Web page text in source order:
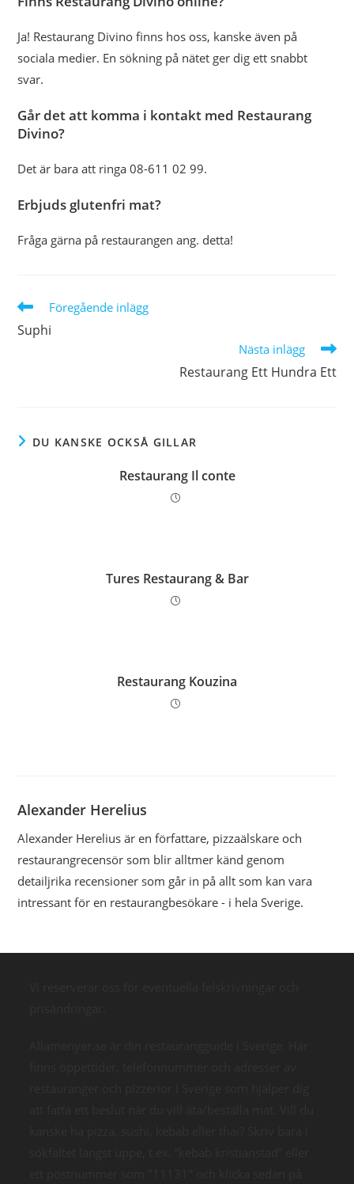
Ja! Restaurang Divino finns hos oss, kanske även på
sociala medier. En sökning på nätet ger dig ett snabbt
svar.
Går det att komma i kontakt med Restaurang
Divino?
Det är bara att ringa 08-611 02 99.
Erbjuds glutenfri mat?
Fråga gärna på restaurangen ang. detta!
Läs
artiklar
Föregående inlägg
Suphi
Nästa inlägg
Restaurang Ett Hundra Ett
DU KANSKE OCKSÅ GILLAR
Restaurang Il conte
Tures Restaurang & Bar
Restaurang Kouzina
Alexander Herelius
Alexander Herelius är en författare, pizzaälskare och
restaurangrecensör som blir alltmer känd genom
detailjrika recensioner som går in på allt som kan vara
intressant för en restaurangbesökare - i hela Sverige.